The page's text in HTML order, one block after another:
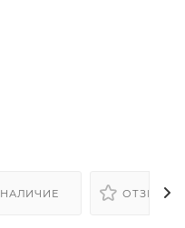
НАЛИЧИЕ ОТЗЫВЫ